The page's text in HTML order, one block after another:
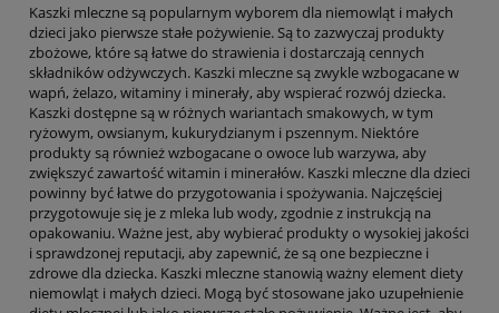
Kaszki mleczne są popularnym wyborem dla niemowląt i małych
dzieci jako pierwsze stałe pożywienie. Są to zazwyczaj produkty
zbożowe, które są łatwe do strawienia i dostarczają cennych
składników odżywczych. Kaszki mleczne są zwykle wzbogacane w
wapń, żelazo, witaminy i minerały, aby wspierać rozwój dziecka.
Kaszki dostępne są w różnych wariantach smakowych, w tym
ryżowym, owsianym, kukurydzianym i pszennym. Niektóre
produkty są również wzbogacane o owoce lub warzywa, aby
zwiększyć zawartość witamin i minerałów. Kaszki mleczne dla dzieci
powinny być łatwe do przygotowania i spożywania. Najczęściej
przygotowuje się je z mleka lub wody, zgodnie z instrukcją na
opakowaniu. Ważne jest, aby wybierać produkty o wysokiej jakości
i sprawdzonej reputacji, aby zapewnić, że są one bezpieczne i
zdrowe dla dziecka. Kaszki mleczne stanowią ważny element diety
niemowląt i małych dzieci. Mogą być stosowane jako uzupełnienie